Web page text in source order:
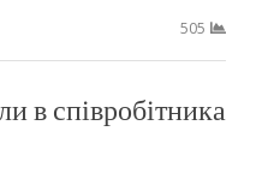
505
в співробітника